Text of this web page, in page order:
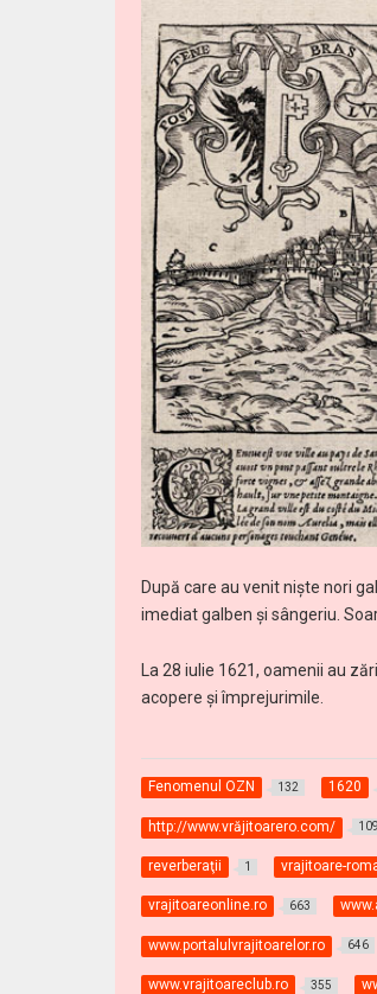
După care au venit nişte nori
imediat galben şi sângeriu.
La 28 iulie 1621, oamenii au
acopere şi împrejurimile.
Fenomenul OZN 132 1620
http://www.vrăjitoarero.com/ 109
reverberaţii 1 vrajitoare-
vrajitoareonline.ro 663
www.portalulvrajitoarelor.ro 646
www.vrajitoareclub.ro 355